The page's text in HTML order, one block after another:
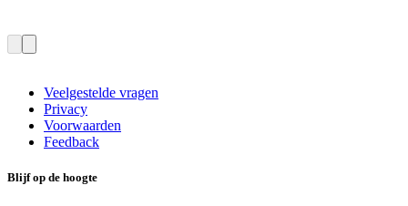
Veelgestelde vragen
Privacy
Voorwaarden
Feedback
Blijf op de hoogte